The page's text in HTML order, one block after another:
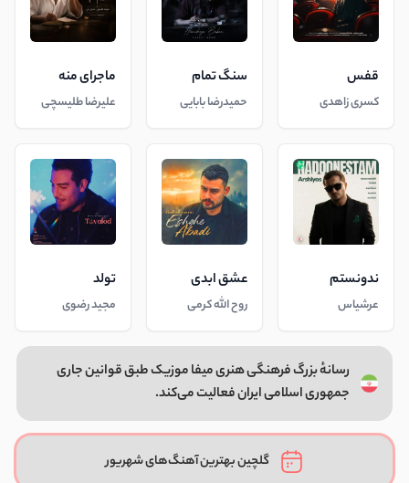
قفس
کسری زاهدی
سنگ تمام
حمیدرضا بابایی
ماجرای منه
علیرضا طلیسچی
ندونستم
عرشیاس
عشق ابدی
روح الله کرمی
تولد
مجید رضوی
رسانهٔ بزرگ فرهنگی هنری میفا موزیک طبق قوانین جاری
جمهوری اسلامی ایران فعالیت می‌کند.
گلچین بهترین آهنگ‌های شهریور